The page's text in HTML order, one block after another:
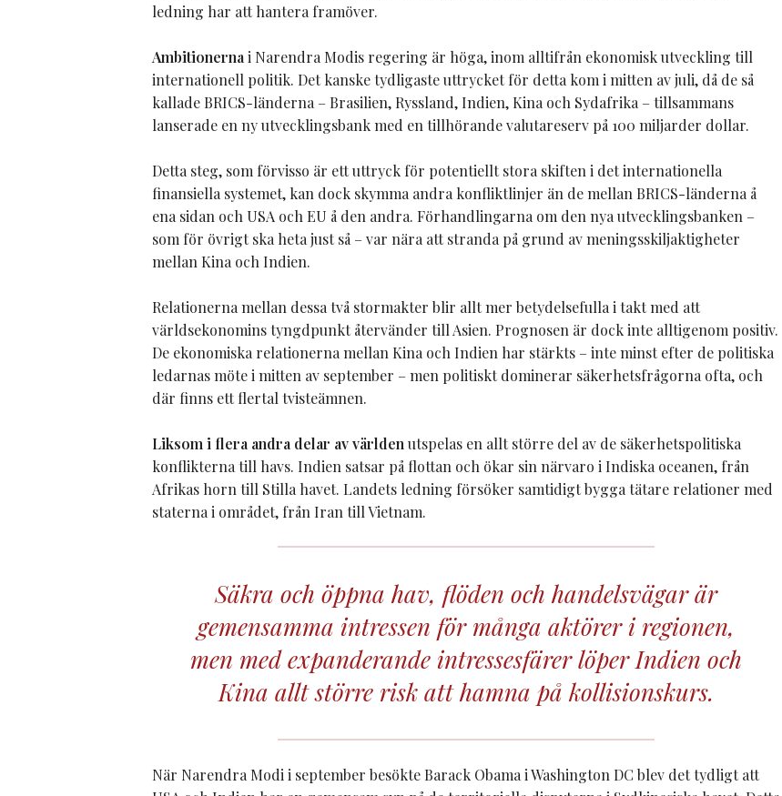
ledning har att hantera framöver.
Ambitionernai Narendra Modis regering är höga, inom alltifrån ekonomisk utveckling till
internationell politik. Det kanske tydligaste uttrycket för detta kom i mitten av juli, då de så
kallade BRICS-länderna – Brasilien, Ryssland, Indien, Kina och Sydafrika – tillsammans
lanserade en ny utvecklingsbank med en tillhörande valutareserv på 100 miljarder dollar.
Detta steg, som förvisso är ett uttryck för potentiellt stora skiften i det internationella
finansiella systemet, kan dock skymma andra konfliktlinjer än de mellan BRICS-länderna å
ena sidan och USA och EU å den andra. Förhandlingarna om den nya utvecklingsbanken –
som för övrigt ska heta just så – var nära att stranda på grund av meningsskiljaktigheter
mellan Kina och Indien.
Relationerna mellan dessa två stormakter blir allt mer betydelsefulla i takt med att
världsekonomins tyngdpunkt återvänder till Asien. Prognosen är dock inte alltigenom positiv.
De ekonomiska relationerna mellan Kina och Indien har stärkts – inte minst efter de politiska
ledarnas möte i mitten av september – men politiskt dominerar säkerhetsfrågorna ofta, och
där finns ett flertal tvisteämnen.
Liksom i flera andra delar av världenutspelas en allt större del av de säkerhetspolitiska
konflikterna till havs. Indien satsar på flottan och ökar sin närvaro i Indiska oceanen, från
Afrikas horn till Stilla havet. Landets ledning försöker samtidigt bygga tätare relationer med
staterna i området, från Iran till Vietnam.
Säkra och öppna hav, flöden och handelsvägar är
gemensamma intressen för många aktörer i regionen,
men med expanderande intressesfärer löper Indien och
Kina allt större risk att hamna på kollisionskurs.
När Narendra Modi i september besökte Barack Obama i Washington DC blev det tydligt att